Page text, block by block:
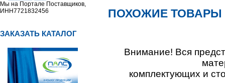
Мы на Портале Поставщиков,
ИНН7721832456
ЗАКАЗАТЬ КАТАЛОГ
ПОХОЖИЕ ТОВАРЫ
Внимание! Вся
комплектующих и